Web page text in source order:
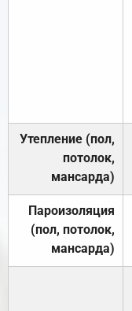
Утепление (пол,
потолок,
мансарда)
Пароизоляция
(пол, потолок,
мансарда)